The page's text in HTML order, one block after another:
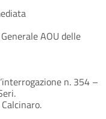
AOU delle
n. 354 –